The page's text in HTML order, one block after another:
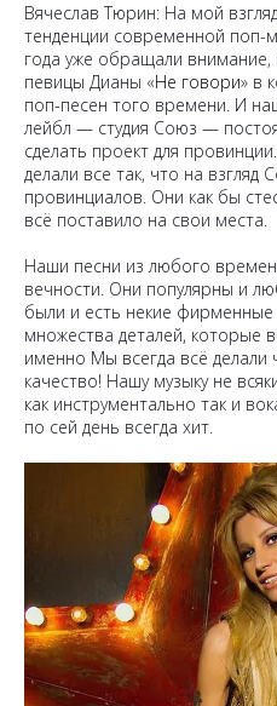
Вячеслав Тюрин: На мой
тенденции современной поп-
года уже обращали внимание,
певицы Дианы «Не говори» в
поп-песен того времени. И
лейбл — студия Союз —
сделать проект для
делали все так, что на
провинциалов. Они как бы
всё поставило на свои места.
Наши песни из любого
вечности. Они популярны и
были и есть некие
множества деталей, которые
именно Мы всегда всё делали
качество! Нашу музыку не
как инструментально так и
по сей день всегда хит.